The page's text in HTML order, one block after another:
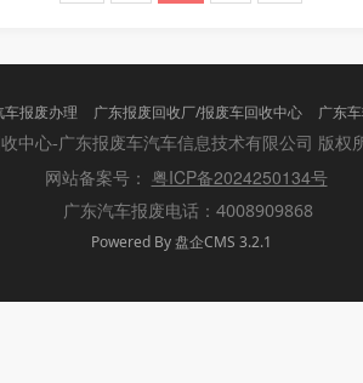
报废办理 广东报废回收厂/报废车回收中心 广东
中心-广东报废车汽车信息技术有限公司
版权
网站备案号： 粤ICP备2024250134号
广东汽车报废电话：4008909868
Powered By 盘企CMS 3.2.1
盘企CMS